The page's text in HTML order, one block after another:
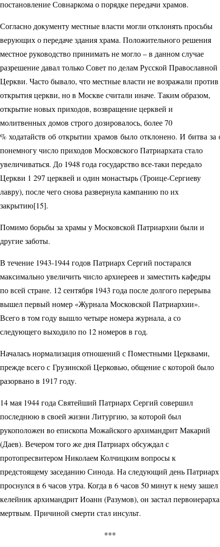
постановление Совнаркома о порядке передачи храмов.
Согласно документу местные власти могли отклонять просьбы
верующих о передаче здания храма. Положительного решения
местное руководство принимать не могло – в данном случае
разрешение давал только Совет по делам Русской Православной
Церкви. Часто бывало, что местные власти не возражали против
открытия церкви, но в Москве считали иначе. Таким образом,
открытие новых приходов, возвращение церквей и
молитвенных домов строго дозировалось, более 70
% ходатайств об открытии храмов было отклонено. И битва
понемногу число приходов Московского Патриархата стало
увеличиваться. До 1948 года государство все-таки передало
Церкви 1 297 церквей и один монастырь (Троице-Сергиеву
лавру), после чего снова развернула кампанию по их
закрытию[15].
Помимо борьбы за храмы у Мос­ковской Пат­риархии были и
другие заботы.
В течение 1943-1944 годов Патриарх Сергий постарался
максимально увеличить число архиереев и заместить кафедры
по всей стране. 12 сентября 1943 года после долгого перерыва
вышел первый номер «Журнала Московской Патриархии».
Всего в том году вышло четыре номера журнала, а со
следующего выходило по 12 номеров в год.
Началась нормализация отношений с Поместными Церквами,
прежде всего с Грузинской Церковью, общение с которой было
разорвано в 1917 году.
14 мая 1944 года Святейший Пат­риарх Сергий совершил
последнюю в своей жизни Литургию, за которой был
рукоположен во епископа Можайского архимандрит Макарий
(Даев). Вечером того же дня Патриарх обсуждал с
протопресвитером Николаем Колчицким вопросы к
предстоящему заседанию Синода. На следу­ющий день Патриарх
проснулся в 6 часов утра. Когда в 6 часов 50 минут к нему зашел
келейник архимандрит Иоанн (Разумов), он застал первоиерарха
мертвым. Причиной смерти стал инсульт.
***